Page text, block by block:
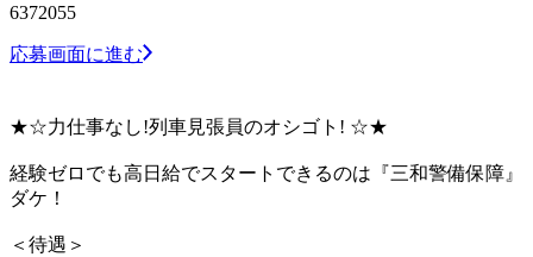
6372055
応募画面に進む
★☆力仕事なし!列車見張員のオシゴト! ☆★
経験ゼロでも高日給でスタートできるのは『三和警備保障』
ダケ！
＜待遇＞